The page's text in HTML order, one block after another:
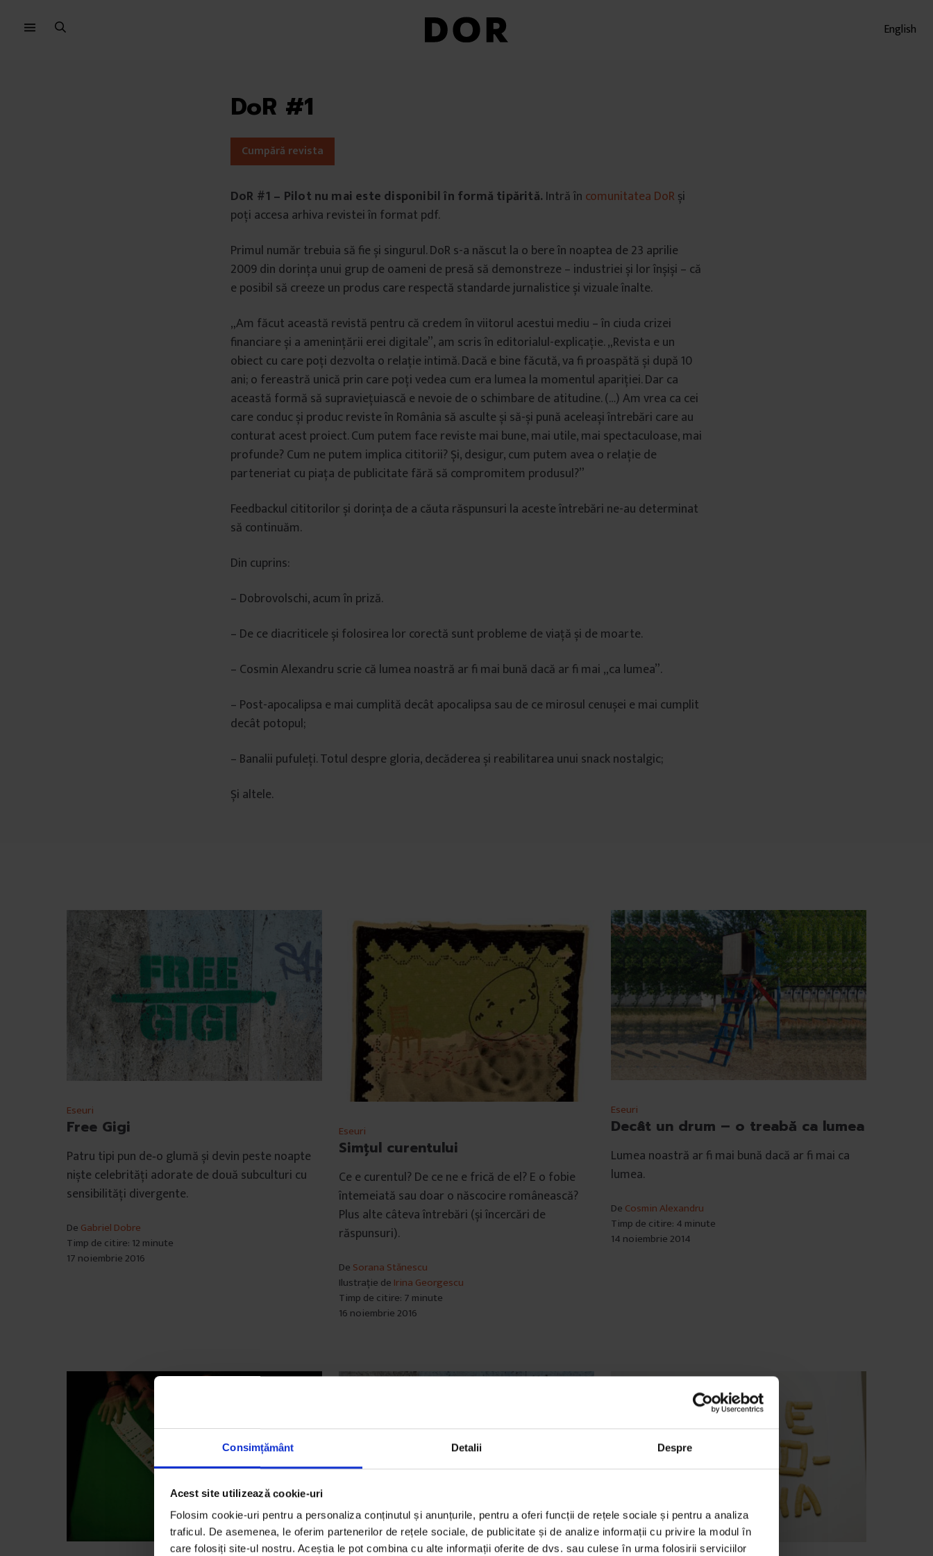
Consimțământ Detalii Despre
Acest site utilizează cookie-uri
Folosim cookie-uri pentru a personaliza conținutul și anunțurile, pentru a oferi funcții de rețele sociale și pentru a analiza
traficul. De asemenea, le oferim partenerilor de rețele sociale, de publicitate și de analize informații cu privire la modul în
care folosiți site-ul nostru. Aceștia le pot combina cu alte informații oferite de dvs. sau culese în urma folosirii serviciilor
English
DoR #1
Cumpără revista
DoR #1 – Pilot nu mai este disponibil în formă tipărită. Intră în comunitatea DoR și
poți accesa arhiva revistei în format pdf.
Primul număr trebuia să fie și singurul. DoR s-a născut la o bere în noaptea de 23 aprilie
2009 din dorința unui grup de oameni de presă să demonstreze – industriei și lor înșiși – că
e posibil să creeze un produs care respectă standarde jurnalistice și vizuale înalte.
„Am făcut această revistă pentru că credem în viitorul acestui mediu – în ciuda crizei
financiare și a amenințării erei digitale”, am scris în editorialul-explicație. „Revista e un
obiect cu care poți dezvolta o relație intimă. Dacă e bine făcută, va fi proaspătă și după 10
ani; o fereastră unică prin care poți vedea cum era lumea la momentul apariției. Dar ca
această formă să supraviețuiască e nevoie de o schimbare de atitudine. (…) Am vrea ca cei
care conduc și produc reviste în România să asculte și să-și pună aceleași întrebări care au
conturat acest proiect. Cum putem face reviste mai bune, mai utile, mai spectaculoase, mai
profunde? Cum ne putem implica cititorii? Și, desigur, cum putem avea o relație de
parteneriat cu piața de publicitate fără să compromitem produsul?”
Feedbackul cititorilor și dorința de a căuta răspunsuri la aceste întrebări ne-au determinat
să continuăm.
Din cuprins:
– Dobrovolschi, acum în priză.
– De ce diacriticele și folosirea lor corectă sunt probleme de viață și de moarte.
– Cosmin Alexandru scrie că lumea noastră ar fi mai bună dacă ar fi mai „ca lumea”.
– Post-apocalipsa e mai cumplită decât apocalipsa sau de ce mirosul cenușei e mai cumplit
decât potopul;
– Banalii pufuleți. Totul despre gloria, decăderea și reabilitarea unui snack nostalgic;
Și altele.
Eseuri
Free Gigi
Patru tipi pun de‑o glumă și devin peste noapte
niște celebrități adorate de două subculturi cu
sensibilități divergente.
De Gabriel Dobre
Timp de citire: 12 minute
17 noiembrie 2016
Eseuri
Simţul curentului
Ce e curentul? De ce ne e frică de el? E o fobie
întemeiată sau doar o născocire românească?
Plus alte câteva întrebări (și încercări de
răspunsuri).
De Sorana Stănescu
Ilustrație de Irina Georgescu
Timp de citire: 7 minute
16 noiembrie 2016
Eseuri
Decât un drum – o treabă ca lumea
Lumea noastră ar fi mai bună dacă ar fi mai ca
lumea.
De Cosmin Alexandru
Timp de citire: 4 minute
14 noiembrie 2014